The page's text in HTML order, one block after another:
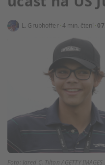
L. Grubhoffer 4 min. čtení
Foto: Jared C. Tilton / GETTY